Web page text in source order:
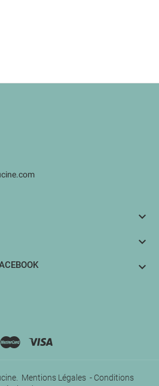



Mentions Légales- Conditions